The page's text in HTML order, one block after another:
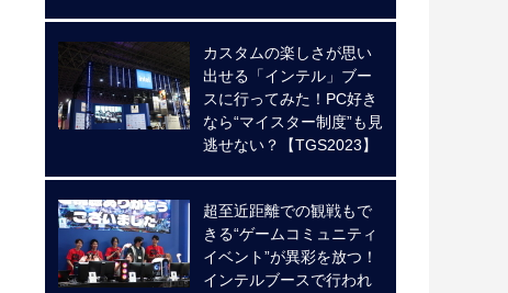
カスタムの楽しさが思い
出せる「インテル」ブー
スに行ってみた！PC好き
なら“マイスター制度”も見
逃せない？【TGS2023】
超至近距離での観戦もで
きる“ゲームコミュニティ
イベント”が異彩を放つ！
インテルブースで行われ